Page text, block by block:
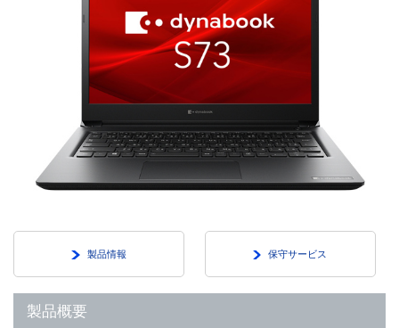
製品情報 保守サービス
製品概要